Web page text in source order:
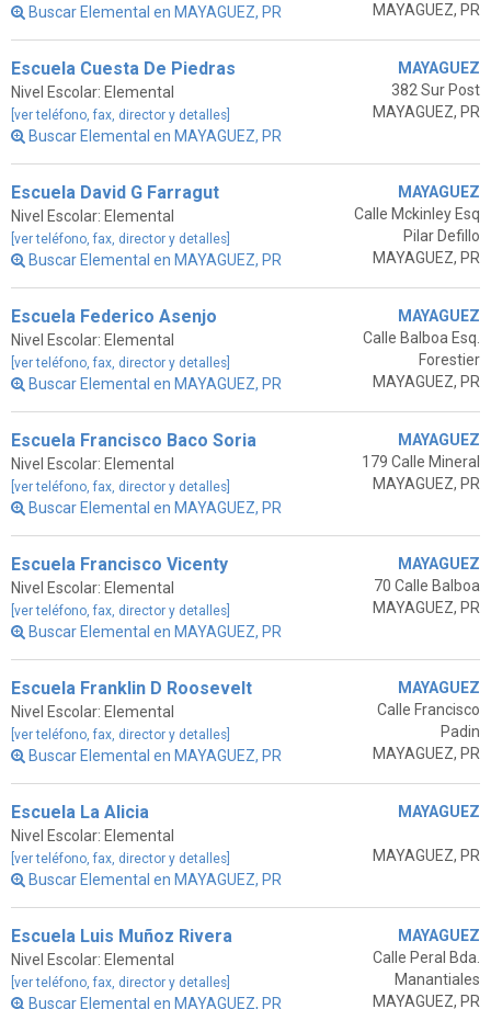
Buscar Elemental en MAYAGUEZ, PR
MAYAGUEZ, PR
Escuela Cuesta De Piedras
Nivel Escolar: Elemental
[ver teléfono, fax, director y detalles]
Buscar Elemental en MAYAGUEZ, PR
MAYAGUEZ
382 Sur Post
MAYAGUEZ, PR
Escuela David G Farragut
Nivel Escolar: Elemental
[ver teléfono, fax, director y detalles]
Buscar Elemental en MAYAGUEZ, PR
MAYAGUEZ
Calle Mckinley Esq
Pilar Defillo
MAYAGUEZ, PR
Escuela Federico Asenjo
Nivel Escolar: Elemental
[ver teléfono, fax, director y detalles]
Buscar Elemental en MAYAGUEZ, PR
MAYAGUEZ
Calle Balboa Esq.
Forestier
MAYAGUEZ, PR
Escuela Francisco Baco Soria
Nivel Escolar: Elemental
[ver teléfono, fax, director y detalles]
Buscar Elemental en MAYAGUEZ, PR
MAYAGUEZ
179 Calle Mineral
MAYAGUEZ, PR
Escuela Francisco Vicenty
Nivel Escolar: Elemental
[ver teléfono, fax, director y detalles]
Buscar Elemental en MAYAGUEZ, PR
MAYAGUEZ
70 Calle Balboa
MAYAGUEZ, PR
Escuela Franklin D Roosevelt
Nivel Escolar: Elemental
[ver teléfono, fax, director y detalles]
Buscar Elemental en MAYAGUEZ, PR
MAYAGUEZ
Calle Francisco
Padin
MAYAGUEZ, PR
Escuela La Alicia
Nivel Escolar: Elemental
[ver teléfono, fax, director y detalles]
Buscar Elemental en MAYAGUEZ, PR
MAYAGUEZ
MAYAGUEZ, PR
Escuela Luis Muñoz Rivera
Nivel Escolar: Elemental
[ver teléfono, fax, director y detalles]
Buscar Elemental en MAYAGUEZ, PR
MAYAGUEZ
Calle Peral Bda.
Manantiales
MAYAGUEZ, PR